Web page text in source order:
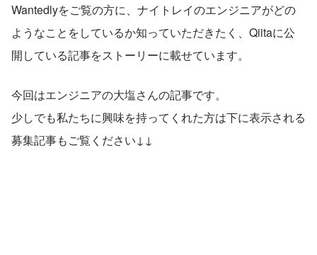
Wantedlyをご覧の方に、ナイトレイのエンジニアがどの
ようなことをしているか知っていただきたく、Qiitaに公
開している記事をストーリーに載せています。
今回はエンジニアの大塩さんの記事です。
少しでも私たちに興味を持ってくれた方は下に表示される
募集記事もご覧ください↓↓